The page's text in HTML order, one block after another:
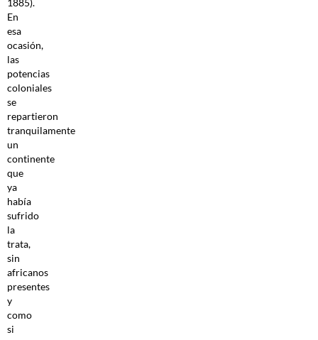
En
esa
ocasión,
las
potencias
coloniales
se
repartieron
tranquilamente
un
continente
que
ya
había
sufrido
la
trata,
sin
africanos
presentes
y
como
si